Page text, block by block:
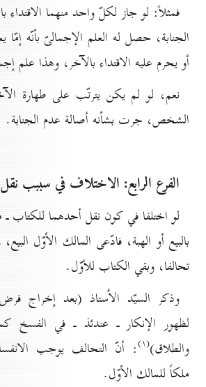
فمثلاً: لو جاز لكلّ واحد منهما الاقتداء
الجنابة، حصل له العلم الإجمالىّ بأنّه
أو يحرم عليه الاقتداء بالآخر، وهذا علم
نعم، لو لم يكن يترتّب على طهارة
الشخص، جرت بشأنه أصالة عدم الجنابة.
الفرع الرابع: الاختلاف في سببب
لو اختلفا في كون نقل أحدهما للكتاب ـ
بالبيع أو الهبة، فادّعى المالك الأوّل البيع،
تحالفا، وبقي الكتاب للأوّل.
وذكر السيّد الاُستاذ (بعد إخراج
لظهور الإنكار ـ عندئذ ـ في الفسخ
والطلاق)(۱) : أنّ التحالف يوجب
ملكاً للمالك الأوّل.